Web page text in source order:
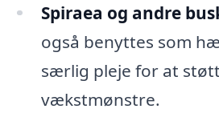
Spiraea og andre
også benyttes som
særlig pleje for at
vækstmønstre.